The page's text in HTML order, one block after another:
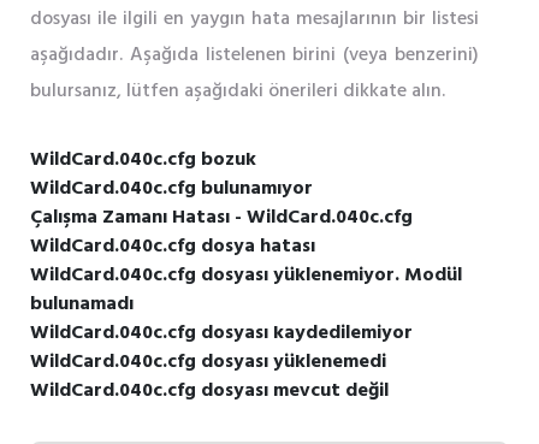
dosyası ile ilgili en yaygın hata mesajlarının bir listesi
aşağıdadır. Aşağıda listelenen birini (veya benzerini)
bulursanız, lütfen aşağıdaki önerileri dikkate alın.
WildCard.040c.cfg bozuk
WildCard.040c.cfg bulunamıyor
Çalışma Zamanı Hatası - WildCard.040c.cfg
WildCard.040c.cfg dosya hatası
WildCard.040c.cfg dosyası yüklenemiyor. Modül
bulunamadı
WildCard.040c.cfg dosyası kaydedilemiyor
WildCard.040c.cfg dosyası yüklenemedi
WildCard.040c.cfg dosyası mevcut değil